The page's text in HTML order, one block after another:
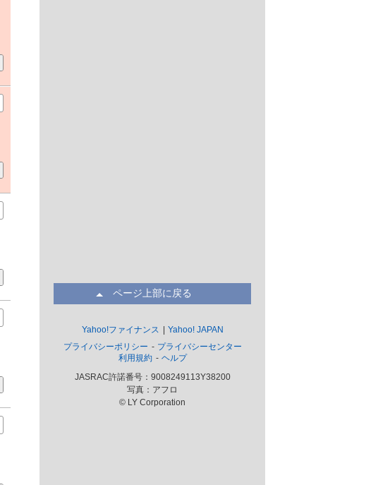
ページ上部に戻る
Yahoo!ファイナンス
Yahoo! JAPAN
プライバシーポリシー
プライバシーセンター
利用規約
ヘルプ
JASRAC許諾番号：9008249113Y38200
写真：アフロ
© LY Corporation